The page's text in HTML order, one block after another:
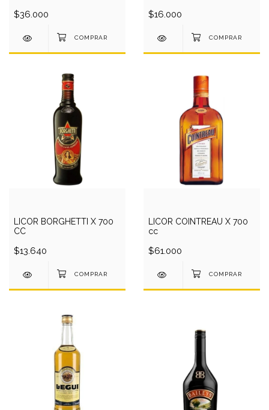
$36.000 $16.000
LICOR BORGHETTI X 700
CC
$13.640
LICOR COINTREAU X 700
cc
$61.000